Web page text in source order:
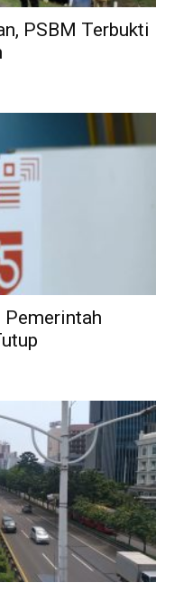
PSBM Terbukti
Pemerintah